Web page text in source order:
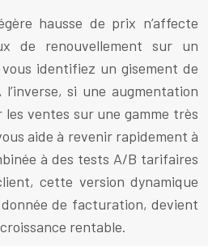
hausse de prix n’affecte
de renouvellement sur un
identifiez un gisement de
si une augmentation
ventes sur une gamme très
aide à revenir rapidement à
à des tests A/B tarifaires
cette version dynamique
de facturation, devient
rentable.